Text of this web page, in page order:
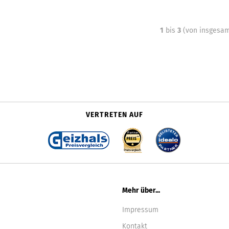
1 bis 3(von
VERTRETEN AUF
Mehr über...
Impressum
Kontakt